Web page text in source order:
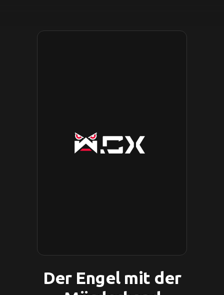
Der Engel mit der